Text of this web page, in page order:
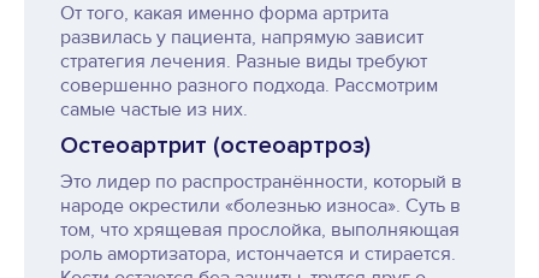
От того, какая именно форма артрита
развилась у пациента, напрямую зависит
стратегия лечения. Разные виды требуют
совершенно разного подхода. Рассмотрим
самые частые из них.
Остеоартрит (остеоартроз)
Это лидер по распространённости, который в
народе окрестили «болезнью износа». Суть в
том, что хрящевая прослойка, выполняющая
роль амортизатора, истончается и стирается.